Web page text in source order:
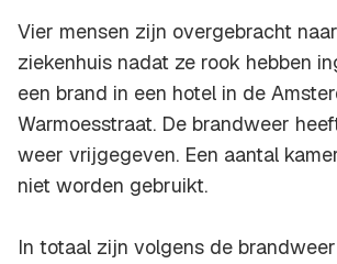
Vier mensen zijn overgebracht
ziekenhuis nadat ze rook hebben
een brand in een hotel in de
Warmoesstraat. De brandweer
weer vrijgegeven. Een aantal
niet worden gebruikt.
In totaal zijn volgens de